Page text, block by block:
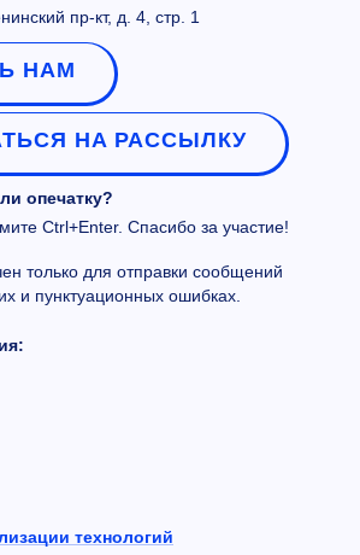
пр-кт, д. 4, стр. 1
НАМ
НА РАССЫЛКУ
опечатку?
Ctrl+Enter. Спасибо за участие!
только для отправки сообщений
и пунктуационных ошибках.
технологий